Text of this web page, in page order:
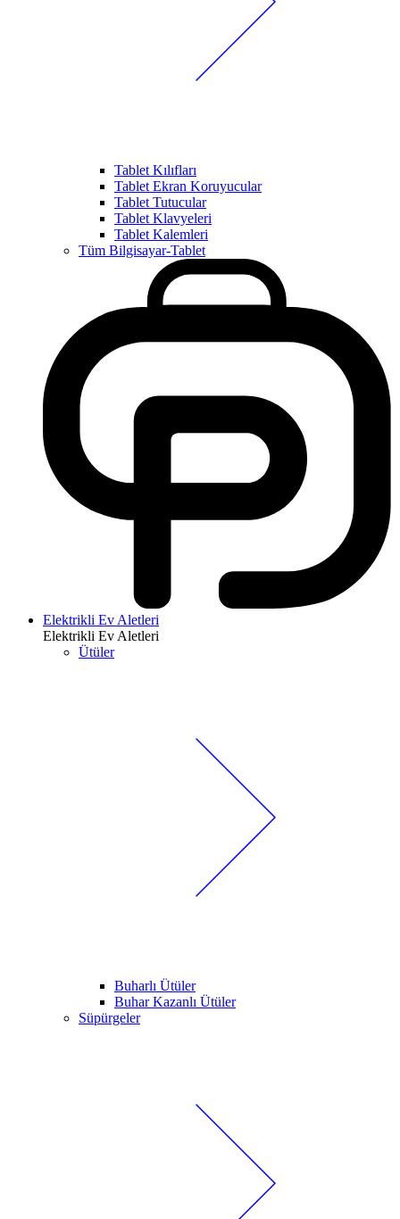
Tablet Kılıfları
Tablet Ekran Koruyucular
Tablet Tutucular
Tablet Klavyeleri
Tablet Kalemleri
Tüm Bilgisayar-Tablet
Elektrikli Ev Aletleri
Elektrikli Ev Aletleri
Ütüler
Buharlı Ütüler
Buhar Kazanlı Ütüler
Süpürgeler